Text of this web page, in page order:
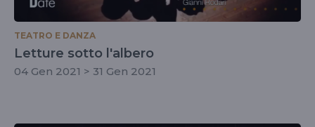
TEATRO E DANZA
Letture sotto l'albero
04 Gen 2021 > 31 Gen 2021